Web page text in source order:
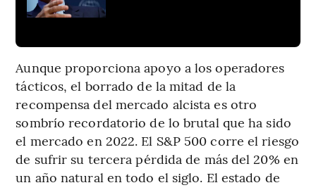
Aunque proporciona apoyo a los operadores
tácticos, el borrado de la mitad de la
recompensa del mercado alcista es otro
sombrío recordatorio de lo brutal que ha sido
el mercado en 2022. El S&P 500 corre el riesgo
de sufrir su tercera pérdida de más del 20% en
un año natural en todo el siglo. El estado de